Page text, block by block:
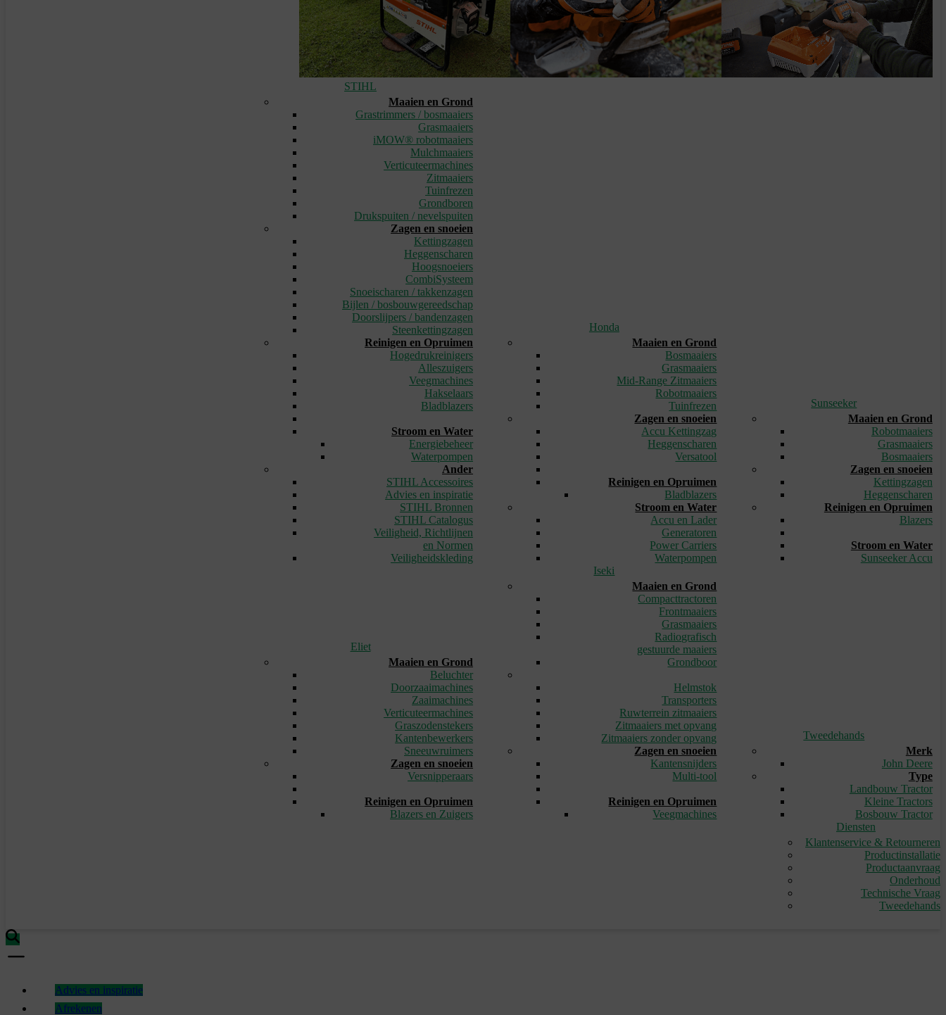
STIHL
Maaien en Grond
Grastrimmers / bosmaaiers
Grasmaaiers
iMOW® robotmaaiers
Mulchmaaiers
Verticuteermachines
Zitmaaiers
Tuinfrezen
Grondboren
Drukspuiten / nevelspuiten
Zagen en snoeien
Kettingzagen
Heggenscharen
Hoogsnoeiers
CombiSysteem
Snoeischaren / takkenzagen
Bijlen / bosbouwgereedschap
Doorslijpers / bandenzagen
Steenkettingzagen
Reinigen en Opruimen
Hogedrukreinigers
Alleszuigers
Veegmachines
Hakselaars
Bladblazers
Stroom en Water
Energiebeheer
Waterpompen
Ander
STIHL Accessoires
Advies en inspiratie
STIHL Bronnen
STIHL Catalogus
Veiligheid, Richtlijnen
en Normen
Veiligheidskleding
Honda
Maaien en Grond
Bosmaaiers
Grasmaaiers
Mid-Range Zitmaaiers
Robotmaaiers
Tuinfrezen
Zagen en snoeien
Accu Kettingzag
Heggenscharen
Versatool
Reinigen en Opruimen
Bladblazers
Stroom en Water
Accu en Lader
Generatoren
Power Carriers
Waterpompen
Sunseeker
Maaien en Grond
Robotmaaiers
Grasmaaiers
Bosmaaiers
Zagen en snoeien
Kettingzagen
Heggenscharen
Reinigen en Opruimen
Blazers
Stroom en Water
Sunseeker Accu
Eliet
Maaien en Grond
Beluchter
Doorzaaimachines
Zaaimachines
Verticuteermachines
Graszodenstekers
Kantenbewerkers
Sneeuwruimers
Zagen en snoeien
Versnipperaars
Reinigen en Opruimen
Blazers en Zuigers
Iseki
Maaien en Grond
Compacttractoren
Frontmaaiers
Grasmaaiers
Radiografisch
gestuurde maaiers
Grondboor
Helmstok
Transporters
Ruwterrein zitmaaiers
Zitmaaiers met opvang
Zitmaaiers zonder opvang
Zagen en snoeien
Kantensnijders
Multi-tool
Reinigen en Opruimen
Veegmachines
Tweedehands
Merk
John Deere
Type
Landbouw Tractor
Kleine Tractors
Bosbouw Tractor
Diensten
Klantenservice & Retourneren
Productinstallatie
Productaanvraag
Onderhoud
Technische Vraag
Tweedehands
Advies en inspiratie
Afrekenen